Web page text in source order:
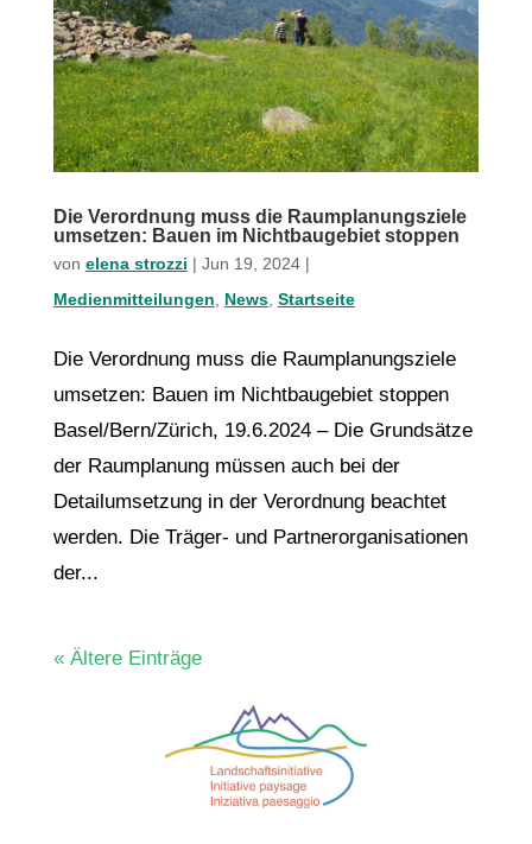
Die Verordnung muss die Raumplanungsziele
umsetzen: Bauen im Nichtbaugebiet stoppen
von elena strozzi | Jun 19, 2024|
Medienmitteilungen, News, Startseite
Die Verordnung muss die Raumplanungsziele
umsetzen: Bauen im Nichtbaugebiet stoppen
Basel/Bern/Zürich, 19.6.2024 – Die Grundsätze
der Raumplanung müssen auch bei der
Detailumsetzung in der Verordnung beachtet
werden. Die Träger- und Partnerorganisationen
der...
« Ältere Einträge